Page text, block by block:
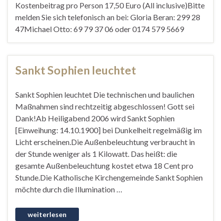
Kostenbeitrag pro Person 17,50 Euro (All inclusive)Bitte
melden Sie sich telefonisch an bei: Gloria Beran: 299 28
47Michael Otto: 69 79 37 06 oder 0174 579 5669
Sankt Sophien leuchtet
Sankt Sophien leuchtet Die technischen und baulichen
Maßnahmen sind rechtzeitig abgeschlossen! Gott sei
Dank!Ab Heiligabend 2006 wird Sankt Sophien
[Einweihung: 14.10.1900] bei Dunkelheit regelmäßig im
Licht erscheinen.Die Außenbeleuchtung verbraucht in
der Stunde weniger als 1 Kilowatt. Das heißt: die
gesamte Außenbeleuchtung kostet etwa 18 Cent pro
Stunde.Die Katholische Kirchengemeinde Sankt Sophien
möchte durch die Illumination …